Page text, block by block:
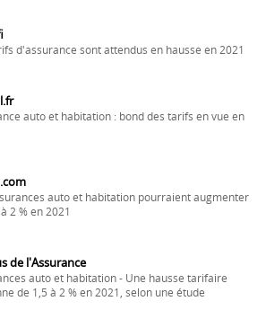
d'assurance sont attendus en hausse en 2021
auto et habitation : bond des tarifs en vue en
auto et habitation pourraient augmenter
2 % en 2021
de l'Assurance
auto et habitation - Une hausse tarifaire
de 1,5 à 2 % en 2021, selon une étude